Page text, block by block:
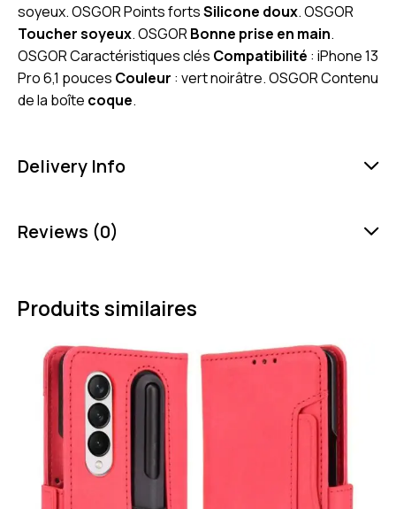
soyeux. OSGOR Points fortsSilicone doux. OSGOR
Toucher soyeux. OSGORBonne prise en main.
OSGOR Caractéristiques clés Compatibilité : iPhone 13
Pro 6,1 pouces Couleur : vert noirâtre. OSGOR Contenu
de la boîte coque.
Delivery Info
Reviews (0)
Produits similaires